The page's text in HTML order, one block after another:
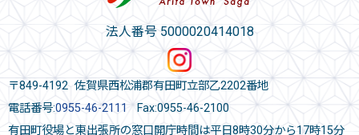
法人番号 5000020414018
〒849-4192 佐賀県西松浦郡有田町立部乙2202番地
電話番号:0955-46-2111 Fax:0955-46-2100
有田町役場と東出張所の窓口開庁時間は平日8時30分から17時15分